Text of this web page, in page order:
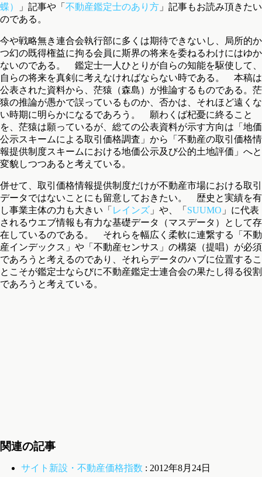
蝶）
」記事や「 不動産鑑定士のあり方 」記事もお読み頂きたい
のである。
今や戦略無き連合会執行部に多くは期待できないし、局所的か
つ幻の既得権益に拘る会員に斯界の将来を委ねるわけにはゆか
ないのである。 鑑定士一人ひとりが自らの知能を駆使して、
自らの将来を真剣に考えなければならない時である。 本稿は
公表された資料から、茫猿（森島）が推論するものである。茫
猿の推論が愚かで誤っているものか、否かは、それほど遠くな
い時期に明らかになるであろう。 願わくば杞憂に終ること
を、茫猿は願っているが、総ての公表資料が示す方向は「地価
公示スキームによる取引価格調査」から「不動産の取引価格情
報提供制度スキームにおける地価公示及び公的土地評価」へと
変貌しつつあると考えている。
併せて、取引価格情報提供制度だけが不動産市場における取引
データではないことにも留意しておきたい。 歴史と実績を有
し事業主体の力も大きい「 レインズ 」や、「 SUUMO 」に代表
されるウエブ情報も有力な基礎データ（マスデータ）として存
在しているのである。 それらを幅広く柔軟に連繋する「不動
産インデックス」や「不動産センサス」の構築（提唱）が必須
であろうと考えるのであり、それらデータのハブに位置するこ
とこそが鑑定士ならびに不動産鑑定士連合会の果たし得る役割
であろうと考えている。
関連の記事
サイト新設・不動産価格指数 : 2012年8月24日